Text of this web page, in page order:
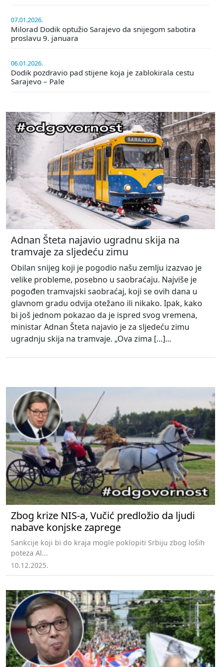
07.01.2026.
Milorad Dodik optužio Sarajevo da snijegom sabotira
proslavu 9. januara
06.01.2026.
Dodik pozdravio pad stijene koja je zablokirala cestu
Sarajevo – Pale
Adnan Šteta najavio ugradnu skija na
tramvaje za sljedeću zimu
Obilan snijeg koji je pogodio našu zemlju izazvao je
velike probleme, posebno u saobraćaju. Najviše je
pogođen tramvajski saobraćaj, koji se ovih dana u
glavnom gradu odvija otežano ili nikako. Ipak, kako
bi još jednom pokazao da je ispred svog vremena,
ministar Adnan Šteta najavio je za sljedeću zimu
ugradnju skija na tramvaje. „Ova zima […]...
Zbog krize NIS-a, Vučić predložio da ljudi
nabave konjske zaprege
Sankcije koji bi do kraja mogle poklopiti Srbiju zbog loših
poteza Al...
10.12.2025.